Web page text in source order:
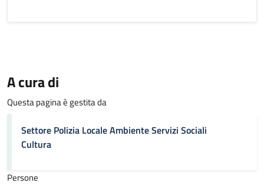
A cura di
Questa pagina è gestita da
Settore Polizia Locale Ambiente Servizi Sociali
Cultura
Persone